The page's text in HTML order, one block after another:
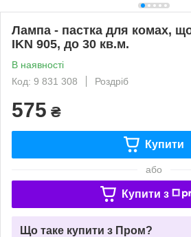
Лампа - пастка для комах,
IKN 905, до 30 кв.м.
В наявності
Код: 9 831 308
Роздріб
575 ₴
Купити
або
Купити з
Що таке купити з Пром?